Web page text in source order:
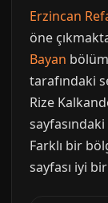
Erzincan
öne
Bayan
tarafındaki
Rize
Farklı bir
sayfası iyi